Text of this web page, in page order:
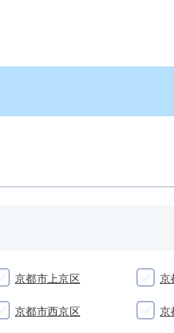
京都市上京区 京
京都市西京区 京